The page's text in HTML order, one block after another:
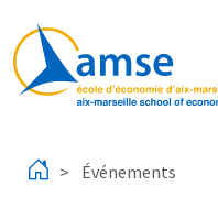
Événements